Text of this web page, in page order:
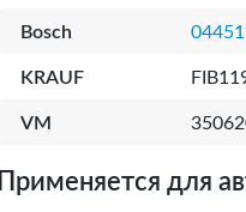
Bosch
KRAUF
VM
Применяется для